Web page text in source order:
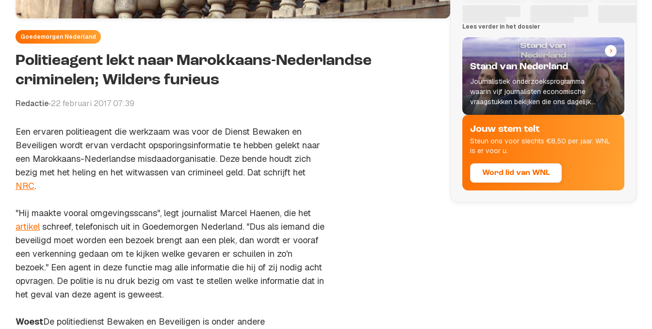
Goedemorgen Nederland
Politieagent lekt naar Marokkaans-Nederlandse
criminelen; Wilders furieus
Redactie•22 februari 2017 07:39
Een ervaren politieagent die werkzaam was voor de Dienst Bewaken en
Beveiligen wordt ervan verdacht opsporingsinformatie te hebben gelekt naar
een Marokkaans-Nederlandse misdaadorganisatie. Deze bende houdt zich
bezig met het heling en het witwassen van crimineel geld. Dat schrijft het
NRC.
"Hij maakte vooral omgevingsscans", legt journalist Marcel Haenen, die het
artikel schreef, telefonisch uit in Goedemorgen Nederland. "Dus als iemand die
beveiligd moet worden een bezoek brengt aan een plek, dan wordt er vooraf
een verkenning gedaan om te kijken welke gevaren er schuilen in zo'n
bezoek." Een agent in deze functie mag alle informatie die hij of zij nodig acht
opvragen. De politie is nu druk bezig om vast te stellen welke informatie dat in
het geval van deze agent is geweest.
WoestDe politiedienst Bewaken en Beveiligen is onder andere
Lees verder in het dossier
Stand van Nederland
Journalistiek onderzoeksprogramma
waarin vijf journalisten economische
vraagstukken bekijken die ons dagelijks
leven raken.
Jouw stem telt
Steun ons voor slechts €8,50 per jaar. WNL
is er voor u.
Word lid van WNL